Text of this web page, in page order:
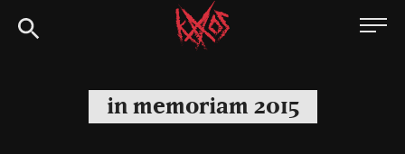
Siirry
suoraan
Kaaoszine
in memoriam 2015